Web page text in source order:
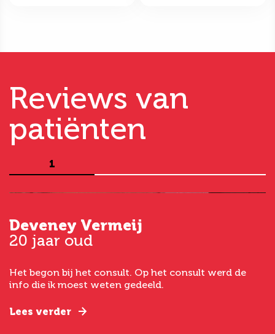
Reviews van
patiënten
1
Deveney Vermeij
20 jaar oud
Het begon bij het consult. Op het consult werd de
info die ik moest weten gedeeld.
Lees verder